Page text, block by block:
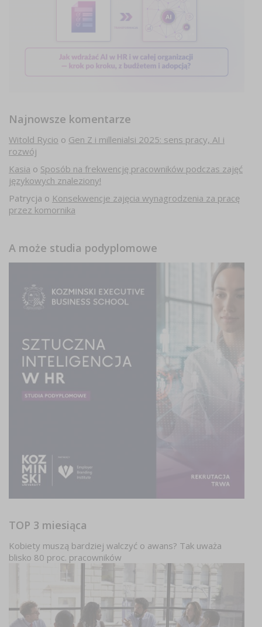
Najnowsze komentarze
Witold Rycio o Gen Z i millenialsi 2025: sens pracy, AI i
rozwój
Kasia o Sposób na frekwencję pracowników podczas zajęć
językowych znaleziony!
Patrycja o Konsekwencje zajęcia wynagrodzenia za pracę
przez komornika
A może studia podyplomowe
TOP 3 miesiąca
Kobiety muszą bardziej walczyć o awans? Tak uważa
blisko 80 proc. pracowników